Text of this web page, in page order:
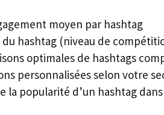
moyen par hashtag
du hashtag (niveau de
optimales de hashtags
personnalisées selon votre
la popularité d’un hashtag